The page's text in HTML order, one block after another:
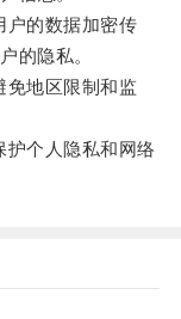
的数据加密传
的隐私。
地区限制和监
个人隐私和网络